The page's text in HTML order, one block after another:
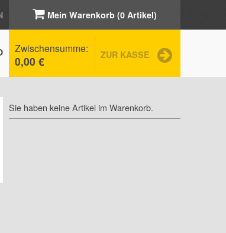
Mein Warenkorb (0 Artikel)
Zwischensumme:
0,00 € ZUR KASSE
Sie haben keine Artikel im Warenkorb.